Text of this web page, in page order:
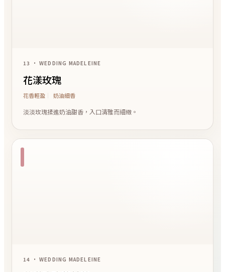
13 • WEDDING MADELEINE
花漾玫瑰
花香輕盈 奶油細香
淡淡玫瑰揉進奶油甜香，入口清雅而細緻。
14 • WEDDING MADELEINE